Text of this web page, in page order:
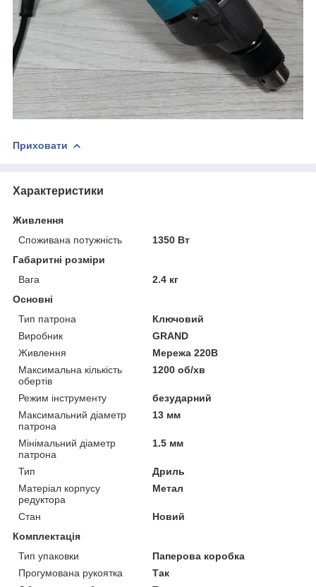
Приховати
Характеристики
Живлення
Споживана потужність
1350 Вт
Габаритні розміри
Вага
2.4 кг
Основні
Тип патрона
Ключовий
Виробник
GRAND
Живлення
Мережа 220В
Максимальна кількість
обертів
1200 об/хв
Режим інструменту
безударний
Максимальний діаметр
патрона
13 мм
Мінімальний діаметр
патрона
1.5 мм
Тип
Дриль
Матеріал корпусу
редуктора
Метал
Стан
Новий
Комплектація
Тип упаковки
Паперова коробка
Прогумована рукоятка
Так